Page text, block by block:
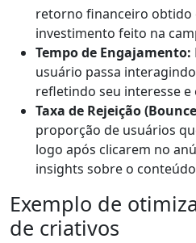
retorno financeiro obtido
investimento feito na
Tempo de Engajamento:
usuário passa
refletindo seu interesse e
Taxa de Rejeição
proporção de usuários
logo após clicarem no
insights sobre o
Exemplo de
de criativos